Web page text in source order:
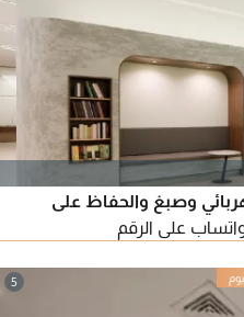
وصبغ والحفاظ على
على الرقم
5